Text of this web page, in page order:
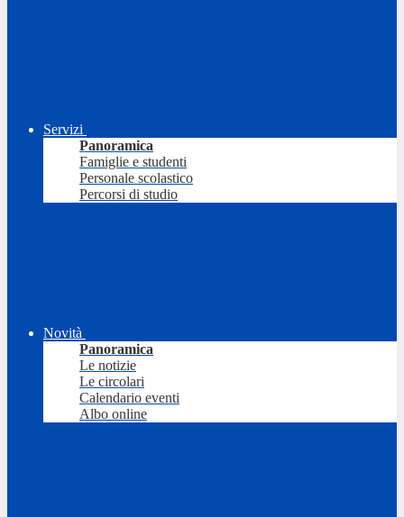
Servizi
Panoramica
Famiglie e studenti
Personale scolastico
Percorsi di studio
Novità
Panoramica
Le notizie
Le circolari
Calendario eventi
Albo online